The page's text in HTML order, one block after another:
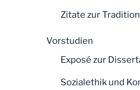
Zitate zur Tradition
Vorstudien
Exposé zur
Sozialethik und